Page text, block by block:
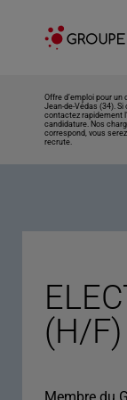
Offre d’emploi pour un
Jean-de-Védas (34).
contactez rapidement
candidature. Nos
correspond, vous
recrute.
(H/F)